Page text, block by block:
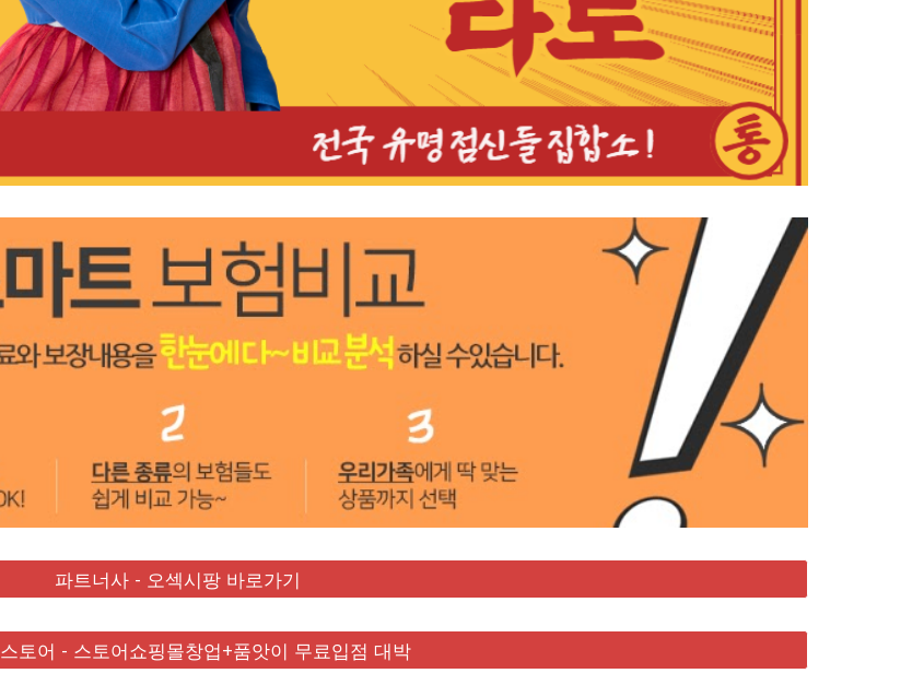
파트너사 - 오섹시팡 바로가기
토어 - 스토어쇼핑몰창업+품앗이 무료입점 대박